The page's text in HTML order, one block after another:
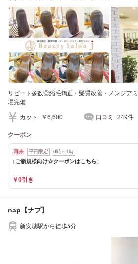
リピート多数◎縮毛矯正・髪質改善・ノンジア
場完備
カット ￥6,600 口コミ 249件
クーポン
再来 平日限定 0時～1時
↓ご新規様向け☆クーポンはこちら↓
￥0引き
nap【ナプ】
新安城駅から徒歩5分